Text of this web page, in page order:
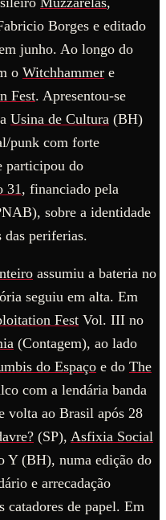
Borges e editado
junho. Ao longo do
o Witchhammer e
Fest. Apresentou-se
Usina de Cultura (BH)
punk com forte
participou do
31 , financiado pela
sobre a identidade
das periferias.
assumiu a bateria no
seguiu em alta. Em
Fest Vol. III no
(Contagem), ao lado
do Espaço e do The
com a lendária banda
ao Brasil após 28
(SP), Asfixia Social
Y (BH), numa edição do
e arrecadação
catadores de papel. Em